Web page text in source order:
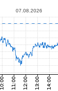
07.08.2026